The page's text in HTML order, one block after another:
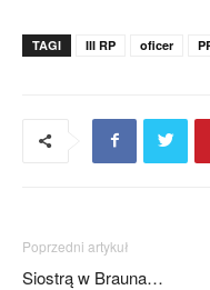
TAGI III RP oficer
Poprzedni artykuł
Siostrą w Brauna…